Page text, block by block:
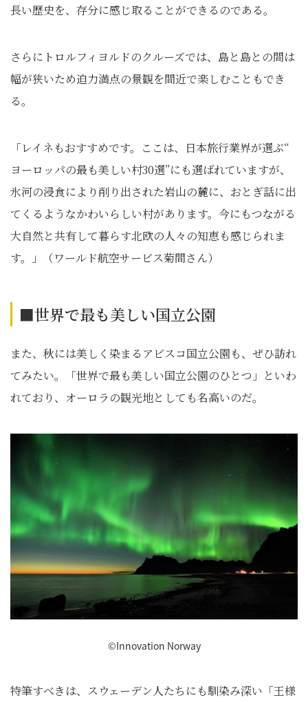
長い歴史を、存分に感じ取ることができるのである。
さらにトロルフィヨルドのクルーズでは、島と島との間は
幅が狭いため迫力満点の景観を間近で楽しむこともでき
る。
「レイネもおすすめです。ここは、日本旅行業界が選ぶ“
ヨーロッパの最も美しい村30選”にも選ばれていますが、
氷河の浸食により削り出された岩山の麓に、 おとぎ話に出
てくるようなかわいらしい村があります。 今にもつながる
大自然と共有して暮らす北欧の人々の知恵も感じられま
す。」（ワールド航空サービス菊間さん）
■世界で最も美しい国立公園
また、秋には美しく染まるアビスコ国立公園も、ぜひ訪れ
てみたい。「世界で最も美しい国立公園のひとつ」といわ
れており、オーロラの観光地としても名高いのだ。
©Innovation Norway
特筆すべきは、スウェーデン人たちにも馴染み深い「王様